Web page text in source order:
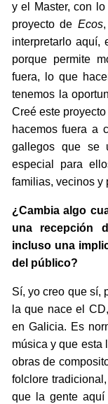
y el Master, con
proyecto de Ecos
interpretarlo aquí,
porque permite
fuera, lo que
tenemos la
Creé este
hacemos fuera a
gallegos que se
especial para
familias, vecinos y
¿Cambia algo
una recepción
incluso una
del público?
Sí, yo creo que sí,
la que nace el
en Galicia. Es
música y que esta
obras de
folclore
que la gente